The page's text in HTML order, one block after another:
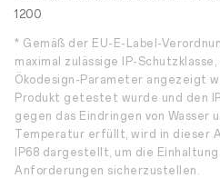
1200
* Gemäß der EU-E-Label-
maximal zulässige IP-
Ökodesign-Parameter angezeigt
Produkt getestet wurde und den
gegen das Eindringen von Wasser
Temperatur erfüllt, wird in dieser
IP68 dargestellt, um die
Anforderungen sicherzustellen.